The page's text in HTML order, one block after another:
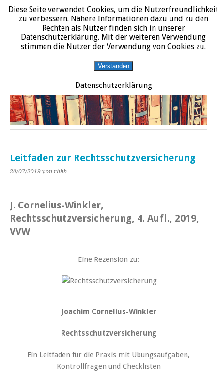
START DATENSCHUTZERKLÄRUNG IMPRESSUM ÜBER JURALIT
JURALIT
Rezensionen juristischer Literatur
Leitfaden zur Rechtsschutzversicherung
20/07/2019 von rhhh
J. Cornelius-Winkler,
Rechtsschutzversicherung, 4. Aufl., 2019,
VVW
Eine Rezension zu:
Joachim Cornelius-Winkler
Rechtsschutzversicherung
Ein Leitfaden für die Praxis mit Übungsaufgaben,
Kontrollfragen und Checklisten
Diese Seite verwendet Cookies, um die
zu verbessern. Nähere Informationen dazu und zu den
Rechten als Nutzer finden sich in unserer
Datenschutzerklärung. Mit der weiteren Verwendung
stimmen die Nutzer der Verwendung von Cookies zu.
Verstanden
Datenschutzerklärung